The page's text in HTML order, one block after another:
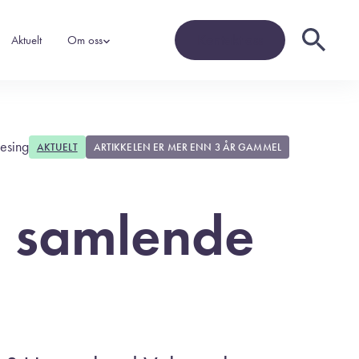
Aktuelt Om oss
AKTUELT ARTIKKELEN ER MER ENN 3 ÅR GAMMEL